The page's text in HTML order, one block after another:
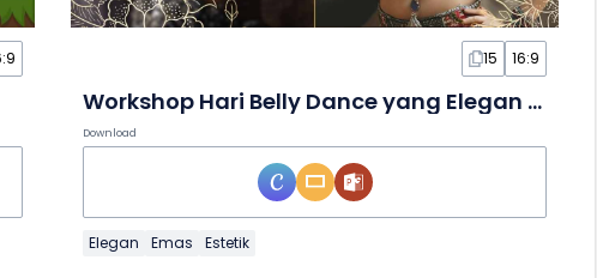
15 16:9
Workshop Hari Belly Dance yang Elegan dalam Slide
Download
Elegan Emas Estetik